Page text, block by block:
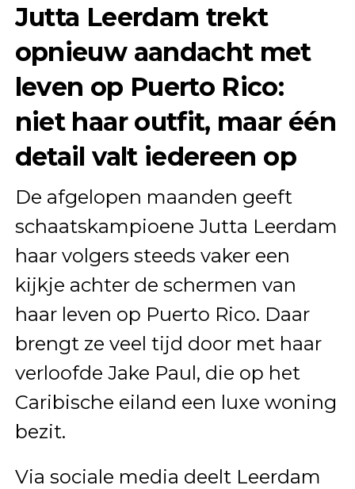
Jutta Leerdam trekt
opnieuw aandacht met
leven op Puerto Rico:
niet haar outfit, maar één
detail valt iedereen op
De afgelopen maanden geeft
schaatskampioene Jutta Leerdam
haar volgers steeds vaker een
kijkje achter de schermen van
haar leven op Puerto Rico. Daar
brengt ze veel tijd door met haar
verloofde Jake Paul, die op het
Caribische eiland een luxe woning
bezit.
Via sociale media deelt Leerdam